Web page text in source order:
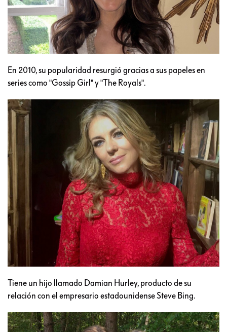
En 2010, su popularidad resurgió gracias a sus papeles en
series como "Gossip Girl" y "The Royals".
Tiene un hijo llamado Damian Hurley, producto de su
relación con el empresario estadounidense Steve Bing.